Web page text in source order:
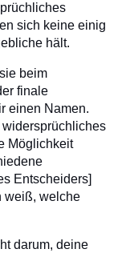
sich keine einig
hält.
beim
finale
einen Namen.
Möglichkeit
Entscheiders]
weiß, welche
darum, deine